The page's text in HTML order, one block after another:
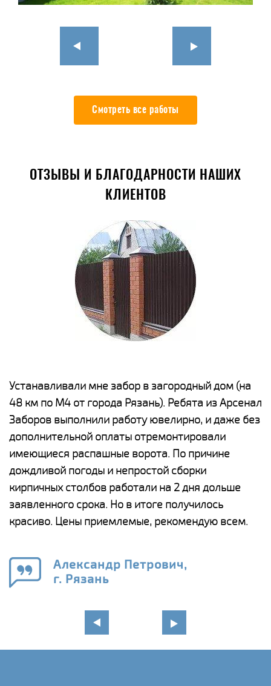
Смотреть все работы
ОТЗЫВЫ И БЛАГОДАРНОСТИ НАШИХ
КЛИЕНТОВ
Устанавливали мне забор в загородный дом (на
48 км по М4 от города Рязань). Ребята из Арсенал
Заборов выполнили работу ювелирно, и даже без
дополнительной оплаты отремонтировали
имеющиеся распашные ворота. По причине
дождливой погоды и непростой сборки
кирпичных столбов работали на 2 дня дольше
заявленного срока. Но в итоге получилось
красиво. Цены приемлемые, рекомендую всем.
Александр Петрович,
г. Рязань